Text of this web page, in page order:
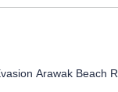
et les
Arawak Beach